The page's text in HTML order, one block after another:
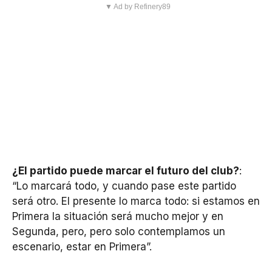
▼ Ad by Refinery89
¿El partido puede marcar el futuro del club?:
“Lo marcará todo, y cuando pase este partido
será otro. El presente lo marca todo: si estamos en
Primera la situación será mucho mejor y en
Segunda, pero, pero solo contemplamos un
escenario, estar en Primera”.